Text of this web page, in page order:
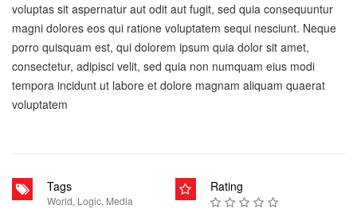
voluptas sit aspernatur aut odit aut fugit, sed quia consequuntur
magni dolores eos qui ratione voluptatem sequi nesciunt. Neque
porro quisquam est, qui dolorem ipsum quia dolor sit amet,
consectetur, adipisci velit, sed quia non numquam eius modi
tempora incidunt ut labore et dolore magnam aliquam quaerat
voluptatem
Tags
World, Logic, Media
Rating